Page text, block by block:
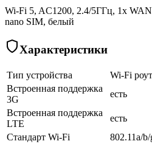
Wi-Fi 5, AC1200, 2.4/5ГГц, 1x
nano SIM, белый
Характеристики
Тип устройства
Wi-Fi
Встроенная поддержка
3G
есть
Встроенная поддержка
LTE
есть
Стандарт Wi-Fi
802.11a/